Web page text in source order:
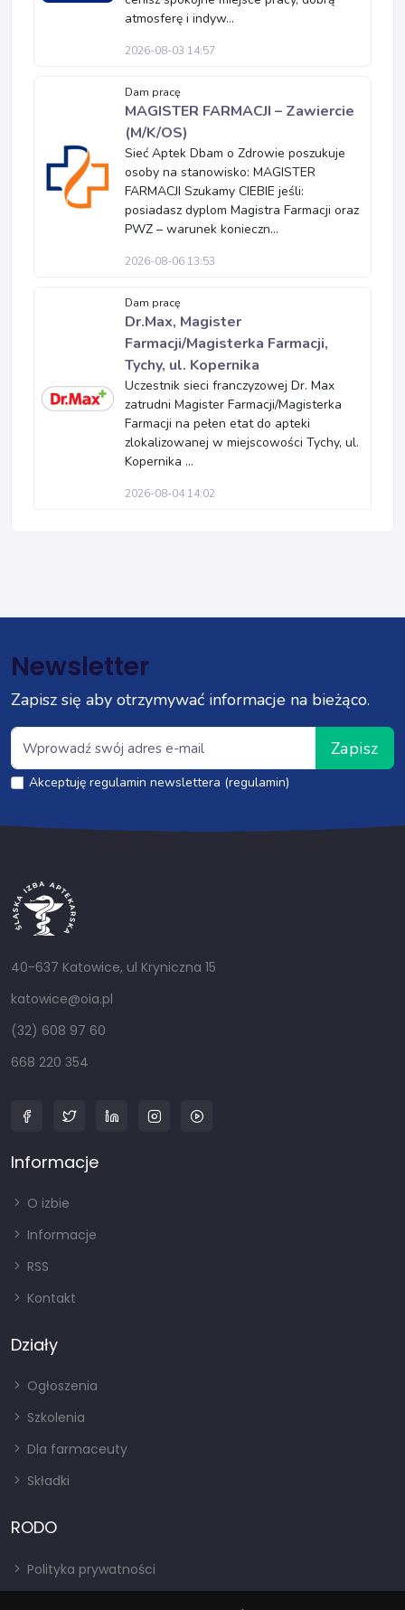
atmosferę i indyw...
2026-08-03 14:57
Dam pracę
MAGISTER FARMACJI – Zawiercie
(M/K/OS)
Sieć Aptek Dbam o Zdrowie poszukuje
osoby na stanowisko: MAGISTER
FARMACJI Szukamy CIEBIE jeśli:
posiadasz dyplom Magistra Farmacji oraz
PWZ – warunek konieczn...
2026-08-06 13:53
Dam pracę
Dr.Max, Magister
Farmacji/Magisterka Farmacji,
Tychy, ul. Kopernika
Uczestnik sieci franczyzowej Dr. Max
zatrudni Magister Farmacji/Magisterka
Farmacji na pełen etat do apteki
zlokalizowanej w miejscowości Tychy, ul.
Kopernika ...
2026-08-04 14:02
Newsletter
Zapisz się aby otrzymywać informacje na bieżąco.
Zapisz
Akceptuję regulamin newslettera (regulamin)
40-637 Katowice, ul Kryniczna 15
katowice@oia.pl
(32) 608 97 60
668 220 354
Informacje
O izbie
Informacje
RSS
Kontakt
Działy
Ogłoszenia
Szkolenia
Dla farmaceuty
Składki
RODO
Polityka prywatności